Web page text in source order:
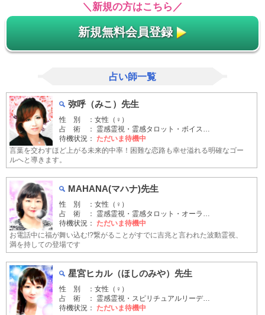
＼新規の方はこちら／
新規無料会員登録
占い師一覧
弥呼（みこ）先生
性 別 ：女性（♀）
占 術 ： 霊感霊視・霊感タロット・ボイス…
待機状況： ただいま待機中
言葉を交わすほど上がる未来的中率！困難な恋路も幸せ溢れる明確なゴー
ルへと導きます。
MAHANA(マハナ)先生
性 別 ：女性（♀）
占 術 ： 霊感霊視・霊感タロット・オーラ…
待機状況： ただいま待機中
お電話中に福が舞い込む!?繋がることがすでに吉兆と言われた波動霊視、
満を持しての登場です
星宮ヒカル（ほしのみや）先生
性 別 ：女性（♀）
占 術 ： 霊感霊視・スピリチュアルリーデ…
待機状況： ただいま待機中